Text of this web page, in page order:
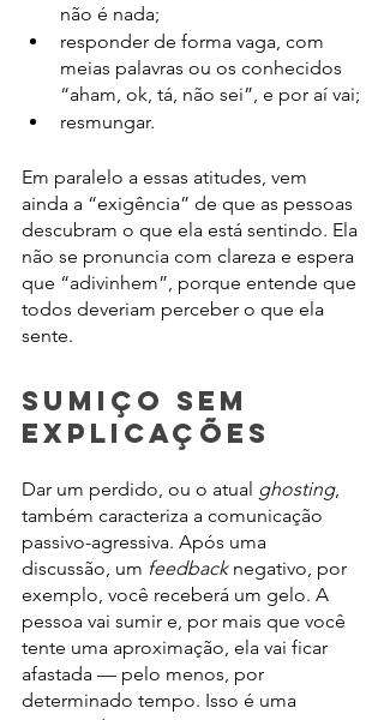
não é nada;
responder de forma vaga, com
meias palavras ou os conhecidos
“aham, ok, tá, não sei”, e por aí vai;
resmungar.
Em paralelo a essas atitudes, vem
ainda a “exigência” de que as pessoas
descubram o que ela está sentindo. Ela
não se pronuncia com clareza e espera
que “adivinhem”, porque entende que
todos deveriam perceber o que ela
sente.
Sumiço sem
explicações
Dar um perdido, ou o atual ghosting,
também caracteriza a comunicação
passivo-agressiva. Após uma
discussão, um feedback negativo, por
exemplo, você receberá um gelo. A
pessoa vai sumir e, por mais que você
tente uma aproximação, ela vai ficar
afastada — pelo menos, por
determinado tempo. Isso é uma